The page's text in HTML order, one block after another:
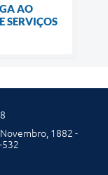
AO
SERVIÇOS
1882 -
532